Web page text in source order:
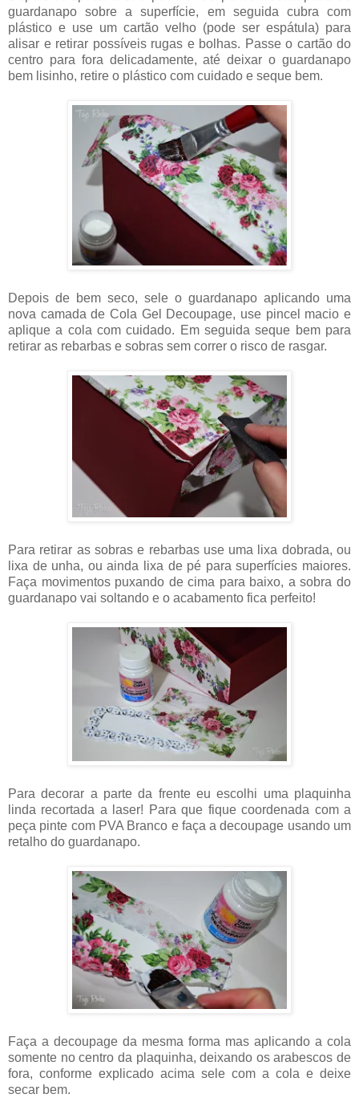
guardanapo sobre a superfície, em seguida cubra com
plástico e use um cartão velho (pode ser espátula) para
alisar e retirar possíveis rugas e bolhas. Passe o cartão do
centro para fora delicadamente, até deixar o guardanapo
bem lisinho, retire o plástico com cuidado e seque bem.
Depois de bem seco, sele o guardanapo aplicando uma
nova camada de Cola Gel Decoupage, use pincel macio e
aplique a cola com cuidado. Em seguida seque bem para
retirar as rebarbas e sobras sem correr o risco de rasgar.
Para retirar as sobras e rebarbas use uma lixa dobrada, ou
lixa de unha, ou ainda lixa de pé para superfícies maiores.
Faça movimentos puxando de cima para baixo, a sobra do
guardanapo vai soltando e o acabamento fica perfeito!
Para decorar a parte da frente eu escolhi uma plaquinha
linda recortada a laser! Para que fique coordenada com a
peça pinte com PVA Branco e faça a decoupage usando um
retalho do guardanapo.
Faça a decoupage da mesma forma mas aplicando a cola
somente no centro da plaquinha, deixando os arabescos de
fora, conforme explicado acima sele com a cola e deixe
secar bem.